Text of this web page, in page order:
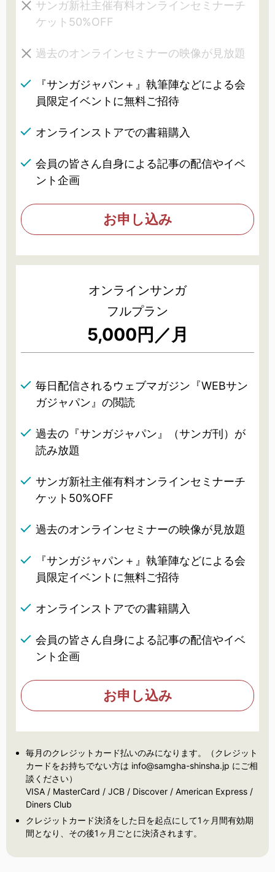
サンガ新社主催有料オンラインセミナーチ
ケット50%OFF
過去のオンラインセミナーの映像が見放題
『サンガジャパン＋』執筆陣などによる会
員限定イベントに無料ご招待
オンラインストアでの書籍購入
会員の皆さん自身による記事の配信やイベ
ント企画
お申し込み
オンラインサンガ
フルプラン
5,000円／月
毎日配信されるウェブマガジン『WEBサン
ガジャパン』の閲読
過去の『サンガジャパン』（サンガ刊）が
読み放題
サンガ新社主催有料オンラインセミナーチ
ケット50%OFF
過去のオンラインセミナーの映像が見放題
『サンガジャパン＋』執筆陣などによる会
員限定イベントに無料ご招待
オンラインストアでの書籍購入
会員の皆さん自身による記事の配信やイベ
ント企画
お申し込み
毎月のクレジットカード払いのみになります。（クレジット
カードをお持ちでない方は info@samgha-shinsha.jp にご相
談ください）
VISA / MasterCard / JCB / Discover / American Express /
Diners Club
クレジットカード決済をした日を起点にして1ヶ月間有効期
間となり、その後1ヶ月ごとに決済されます。